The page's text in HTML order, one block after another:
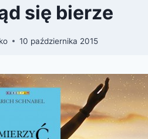
się bierze
10 października 2015